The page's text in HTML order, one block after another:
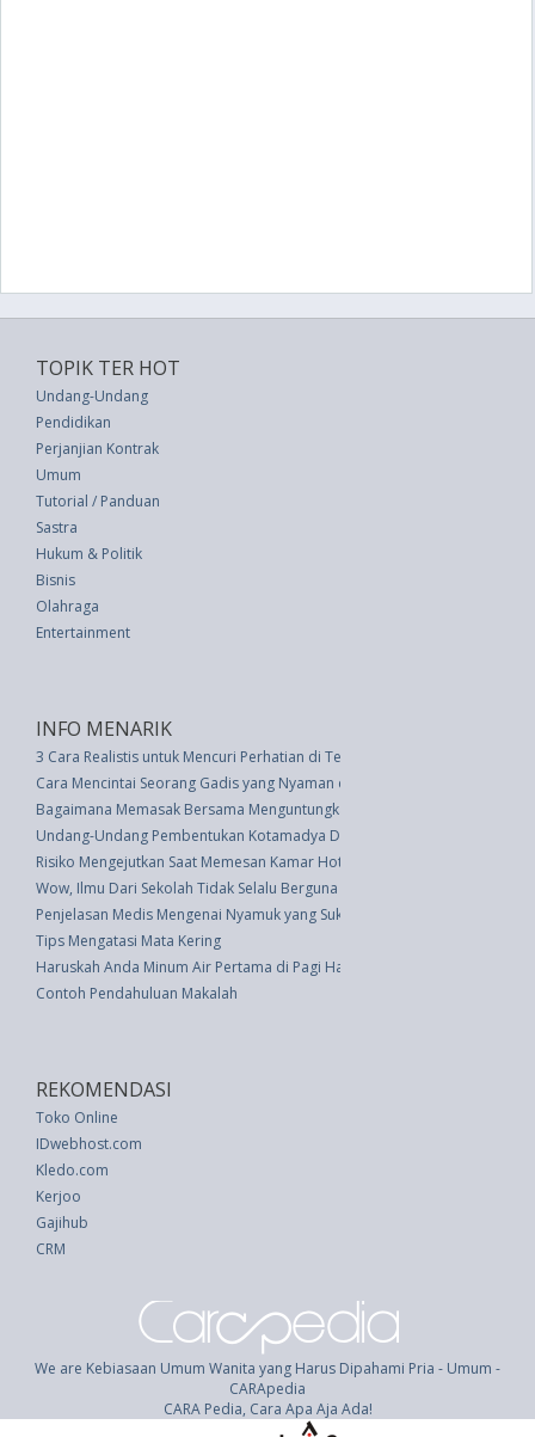
TOPIK TER HOT
Undang-Undang
Pendidikan
Perjanjian Kontrak
Umum
Tutorial / Panduan
Sastra
Hukum & Politik
Bisnis
Olahraga
Entertainment
INFO MENARIK
3 Cara Realistis untuk Mencuri Perhatian di Tengah Kesibukan Kerja
Cara Mencintai Seorang Gadis yang Nyaman dengan Diri Sendiri
Bagaimana Memasak Bersama Menguntungkan Hubungan Anda
Undang-Undang Pembentukan Kotamadya Daerah Tingkat Ii Bekasi (UU
Risiko Mengejutkan Saat Memesan Kamar Hotel Via Online
Wow, Ilmu Dari Sekolah Tidak Selalu Berguna di Dunia Kerja
Penjelasan Medis Mengenai Nyamuk yang Suka Manusia Berdarah Manis
Tips Mengatasi Mata Kering
Haruskah Anda Minum Air Pertama di Pagi Hari?
Contoh Pendahuluan Makalah
REKOMENDASI
Toko Online
IDwebhost.com
Kledo.com
Kerjoo
Gajihub
CRM
We are Kebiasaan Umum Wanita yang Harus Dipahami Pria - Umum -
CARApedia
CARA Pedia, Cara Apa Aja Ada!